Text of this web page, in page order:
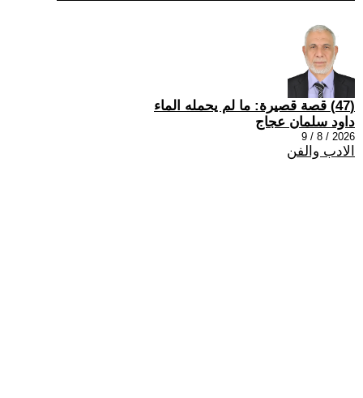
(47) قصة قصيرة: ما لم يحمله الماء
داود سلمان عجاج
2026 / 8 / 9
الادب والفن